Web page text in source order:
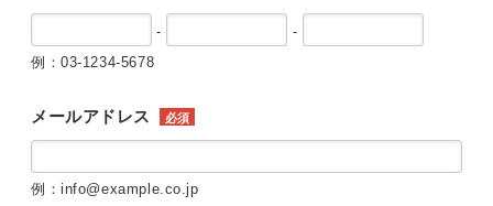
-
-
例：03-1234-5678
メールアドレス 必須
例：info@example.co.jp